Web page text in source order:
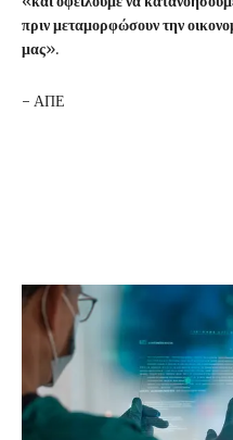
πριν μεταμορφώσουν την
μας».
- ΑΠΕ